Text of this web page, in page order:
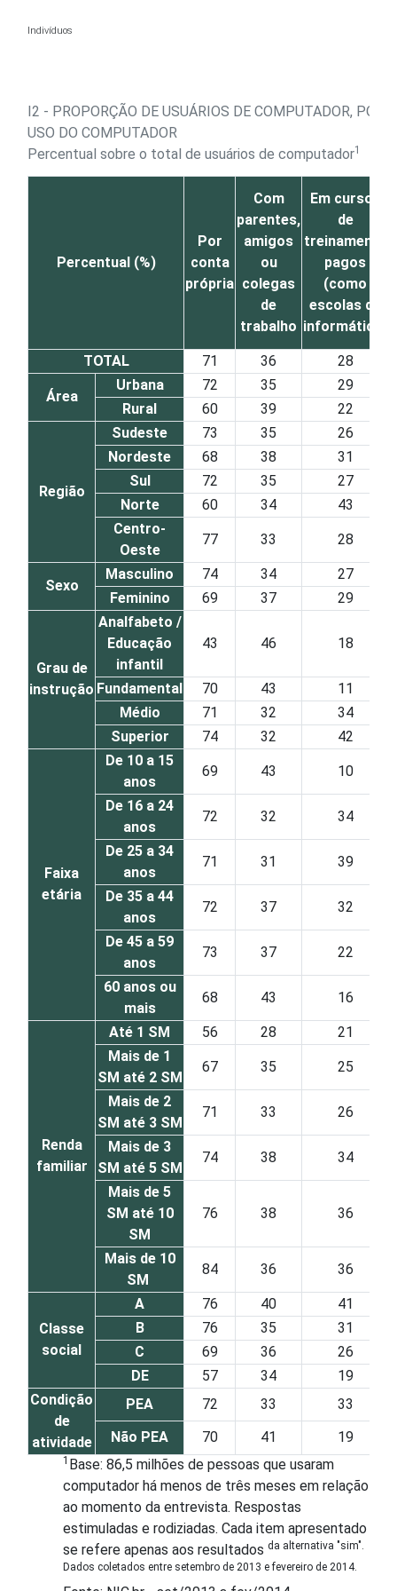
Indivíduos
I2 - PROPORÇÃO DE USUÁRIOS DE COMPUTADOR,
USO DO COMPUTADOR
Percentual sobre o total de usuários de computador1
Percentual (%)
Por
conta
própria
Com
parentes,
amigos
ou
colegas
de
trabalho
Em cursos
de
treinamento
pagos
(como
escolas de
informática)
TOTAL 71 36 28
Área
Urbana 72 35
29
Rural
60 39 22
Região
Sudeste 73 35
26
Nordeste
68 38
31
Sul
72 35
27
Norte
60 34
43
Centro-
Oeste
77 33 28
Sexo
Masculino 74 34
27
Feminino
69 37 29
Grau de
instrução
Analfabeto /
Educação
infantil
43 46 18
Fundamental 70 43
11
Médio
71 32
34
Superior
74 32 42
Faixa
etária
De 10 a 15
anos
69 43 10
De 16 a 24
anos
72 32 34
De 25 a 34
anos
71 31 39
De 35 a 44
anos
72 37 32
De 45 a 59
anos
73 37 22
60 anos ou
mais
68 43 16
Renda
familiar
Até 1 SM 56 28
21
Mais de 1
SM até 2 SM
67 35 25
Mais de 2
SM até 3 SM
71 33 26
Mais de 3
SM até 5 SM
74 38 34
Mais de 5
SM até 10
SM
76 38 36
Mais de 10
SM
84 36 36
Classe
social
A 76 40
41
B
76 35
31
C
69 36
26
DE
57 34
19
Condição
de
atividade
PEA 72 33
33
Não PEA
70 41 19
1 Base: 86,5 milhões de pessoas que usaram
computador há menos de três meses em relação
ao momento da entrevista. Respostas
estimuladas e rodiziadas. Cada item apresentado
se refere apenas aos resultados da alternativa "sim".
Dados coletados entre setembro de 2013 e fevereiro de 2014.